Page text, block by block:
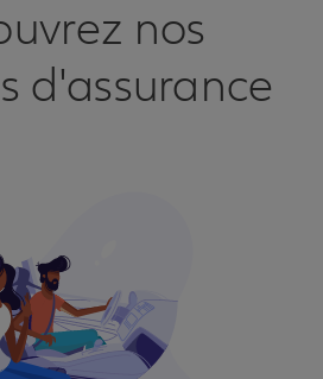
nos
d'assurance